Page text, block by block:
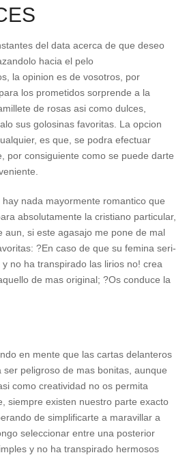
del data acerca de que deseo
hacia el pelo
la opinion es de vosotros, por
los prometidos sorprende a la
de rosas asi­ como dulces,
sus golosinas favoritas. La opcion
es que, se podra efectuar
por consiguiente como se puede darte
nada mayormente romantico que
absolutamente la cristiano particular,
aun, si este agasajo me pone de mal
?En caso de que su femina seri­
no ha transpirado las lirios no! crea
de mas original; ?Os conduce la
en mente que las cartas delanteros
peligroso de mas bonitas, aunque
como creatividad no os permita
siempre existen nuestro parte exacto
de simplificarte a maravillar a
seleccionar entre una posterior
y no ha transpirado hermosos